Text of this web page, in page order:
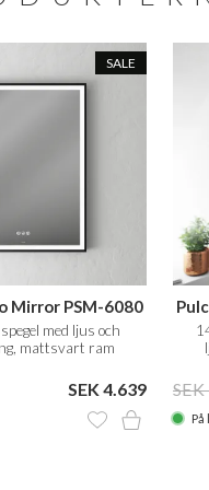
SALE
Mirror PSM-6080
med ljus och
mattsvart ram
SEK 4.639